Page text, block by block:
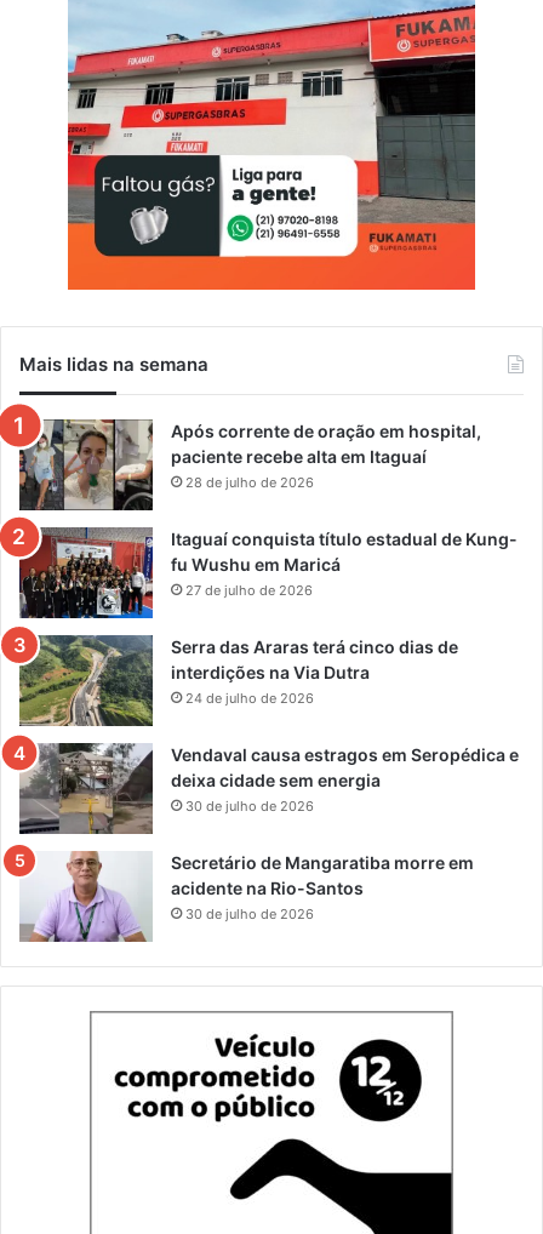
Mais lidas na semana
Após corrente de oração em hospital,
paciente recebe alta em Itaguaí
28 de julho de 2026
Itaguaí conquista título estadual de Kung-
fu Wushu em Maricá
27 de julho de 2026
Serra das Araras terá cinco dias de
interdições na Via Dutra
24 de julho de 2026
Vendaval causa estragos em Seropédica e
deixa cidade sem energia
30 de julho de 2026
Secretário de Mangaratiba morre em
acidente na Rio-Santos
30 de julho de 2026